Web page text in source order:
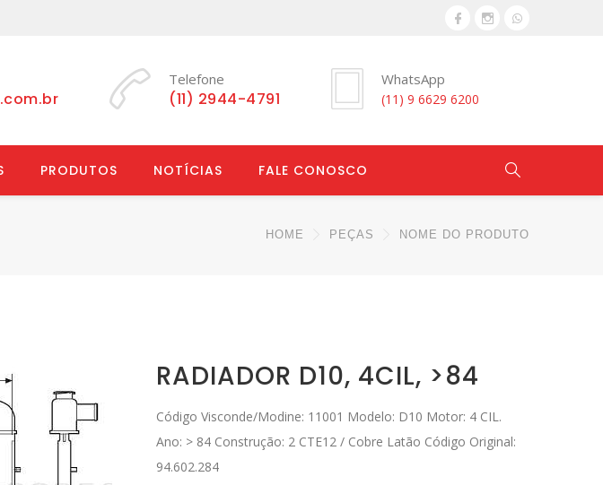
Telefone
(11) 2944-4791
WhatsApp
(11) 9 6629 6200
PRODUTOS NOTÍCIAS FALE CONOSCO
HOME PEÇAS NOME DO PRODUTO
RADIADOR D10, 4CIL, >84
Código Visconde/Modine: 11001 Modelo: D10 Motor: 4 CIL.
Ano: > 84 Construção: 2 CTE12 / Cobre Latão Código Original:
94.602.284